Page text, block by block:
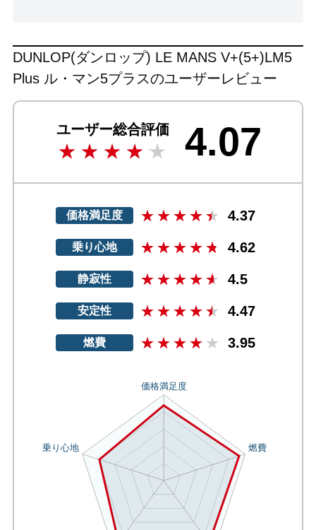
DUNLOP(ダンロップ) LE MANS V+(5+)LM5
Plus ル・マン5プラスのユーザーレビュー
ユーザー総合評価 4.07
価格満足度 4.37
乗り心地 4.62
静寂性 4.5
安定性 4.47
燃費 3.95